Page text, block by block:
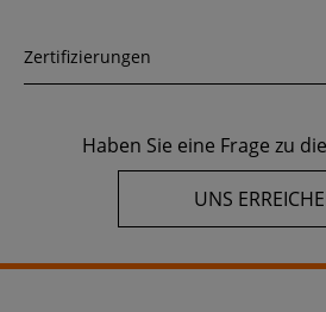
Zertifizierungen
Haben Sie eine Frage zu
UNS